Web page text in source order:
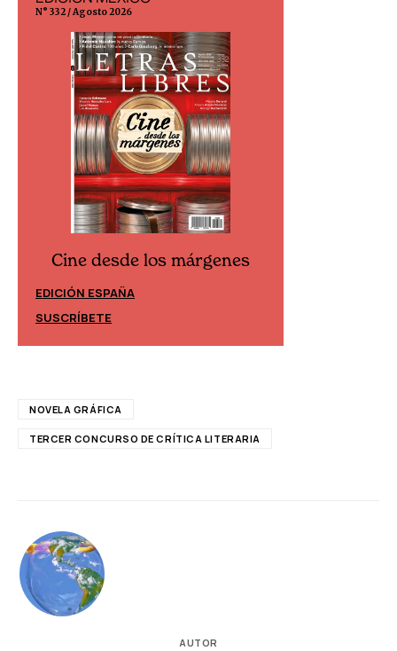
N° 332 / Agosto 2026
Cine desde los márgenes
EDICIÓN ESPAÑA
SUSCRÍBETE
NOVELA GRÁFICA
TERCER CONCURSO DE CRÍTICA LITERARIA
AUTOR